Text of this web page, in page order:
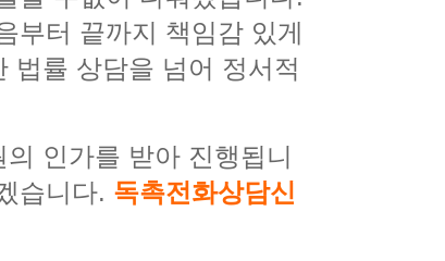
부터 끝까지 책임감 있게
법률 상담을 넘어 정서적
인가를 받아 진행됩니
습니다. 독촉전화상담신